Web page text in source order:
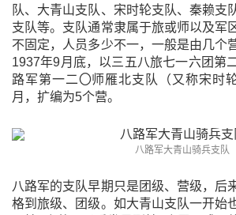
队、大青山支队、宋时轮支队、秦赖支
支队等。支队通常隶属于旅或师以及军
不固定，人员多少不一，一般是由几个
1937年9月底，以三五八旅七一六团第
路军第一二〇师雁北支队（又称宋时
月，扩编为5个营。
八路军大青山骑兵支队
八路军的支队早期只是团级、营级，后
格到旅级、团级。如大青山支队一开始